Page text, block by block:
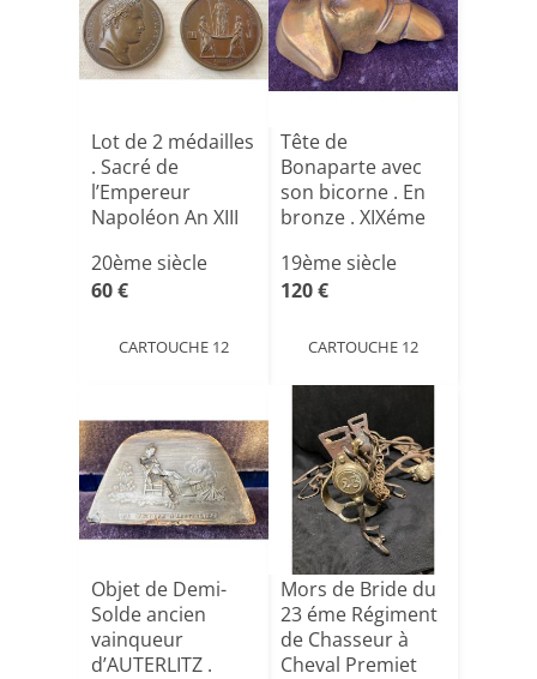
Lot de 2 médailles
. Sacré de
l’Empereur
Napoléon An XIII
20ème siècle
60 €
CARTOUCHE 12
Tête de
Bonaparte avec
son bicorne . En
bronze . XIXéme
19ème siècle
120 €
CARTOUCHE 12
Objet de Demi-
Solde ancien
vainqueur
d’AUTERLITZ .
Mors de Bride du
23 éme Régiment
de Chasseur à
Cheval Premiet